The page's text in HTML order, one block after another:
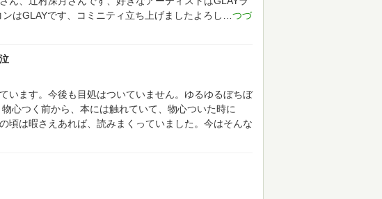
はGLAYです、コミニティ立ち上げましたよろし
います。今後も目処はついていません。ゆるゆるぼちぼ
物心つく前から、本には触れていて、物心ついた時に
頃は暇さえあれば、読みまくっていました。今はそんな